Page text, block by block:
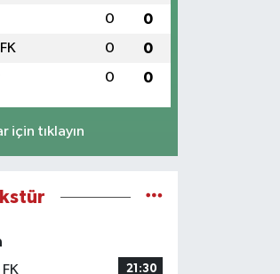
0 0
0 0
0 0
için tıklayın
21:30